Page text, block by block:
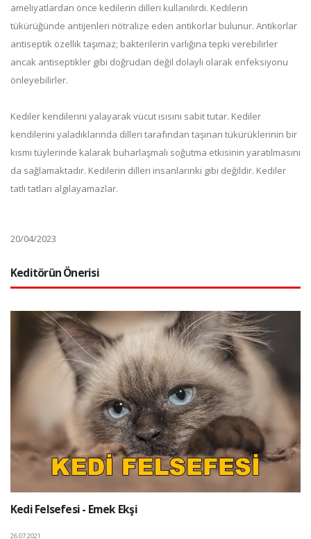
ameliyatlardan önce kedilerin dilleri kullanılırdı. Kedilerin
tükürüğünde antijenleri nötralize eden antikorlar bulunur. Antikorlar
antiseptik özellik taşımaz; bakterilerin varlığına tepki verebilirler
ancak antiseptikler gibi doğrudan değil dolaylı olarak enfeksiyonu
önleyebilirler.
Kediler kendilerini yalayarak vücut ısısını sabit tutar. Kediler
kendilerini yaladıklarında dilleri tarafından taşınan tükürüklerinin bir
kısmı tüylerinde kalarak buharlaşmalı soğutma etkisinin yaratılmasını
da sağlamaktadır. Kedilerin dilleri insanlarınki gibi değildir. Kediler
tatlı tatları algılayamazlar.
20/04/2023
Keditörün Önerisi
Kedi Felsefesi - Emek Ekşi
26.07.2021